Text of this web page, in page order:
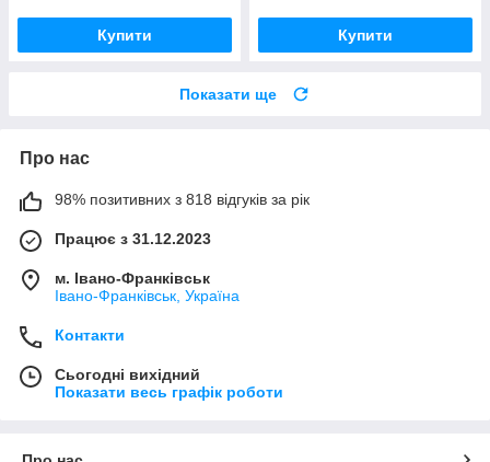
Купити Купити
Показати ще
Про нас
98% позитивних з 818 відгуків за рік
Працює з 31.12.2023
м. Івано-Франківськ
Івано-Франківськ, Україна
Контакти
Сьогодні вихідний
Показати весь графік роботи